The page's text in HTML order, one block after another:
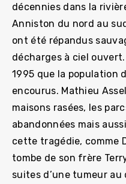
décennies dans la
Anniston du nord au
ont été répandus
décharges à ciel
1995 que la population
encourus. Mathieu
maisons rasées, les
abandonnées mais
cette tragédie, comme
tombe de son frère
suites d’une tumeur au